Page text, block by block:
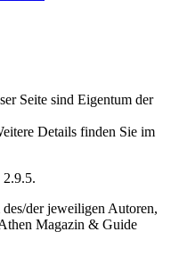
Seite sind Eigentum der
Details finden Sie im
2.9.5.
der jeweiligen Autoren,
Magazin & Guide